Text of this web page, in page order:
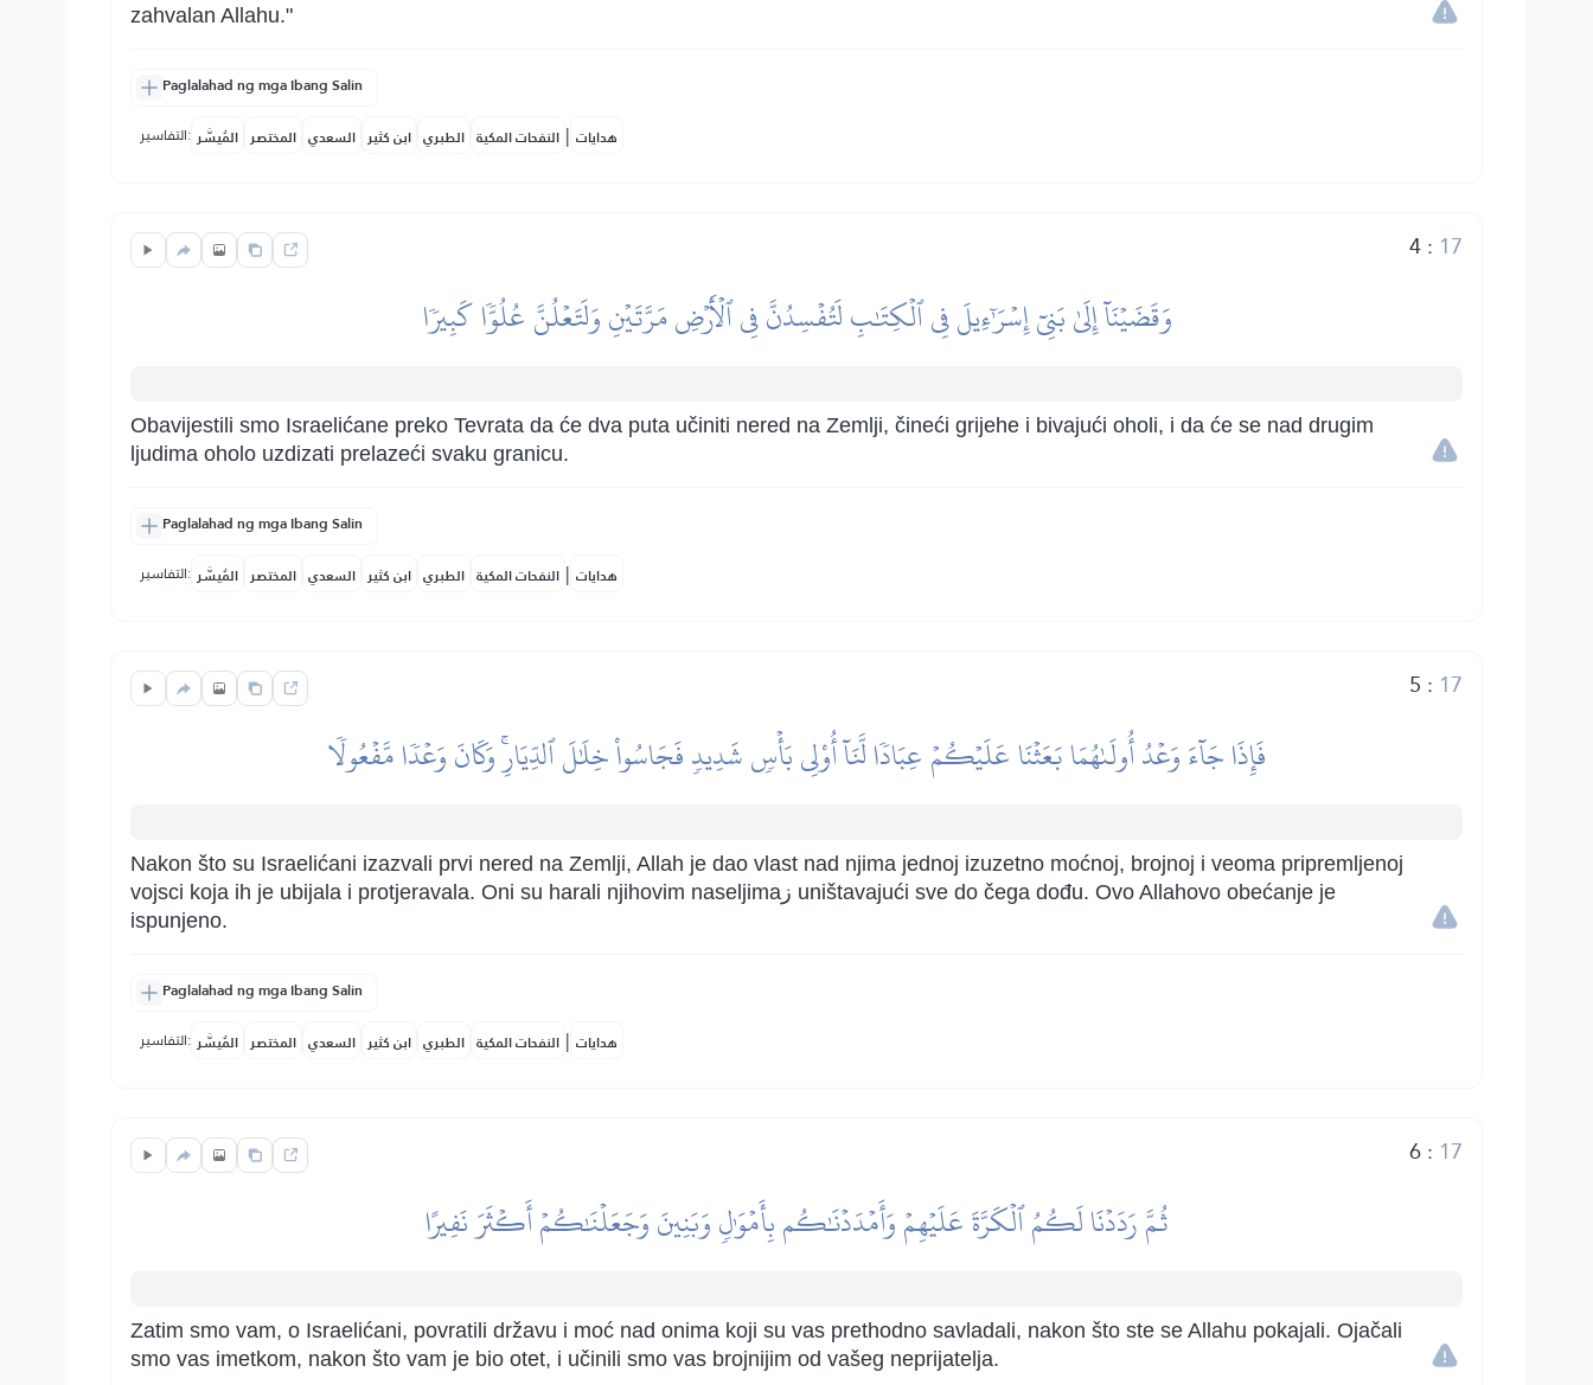
zahvalan Allahu."
Paglalahad ng mga Ibang Salin
التفاسير: المُيسَّر المختصر السعدي ابن كثير الطبري النفحات المكية | هدايات
4: 17
وَقَضَيۡنَآ إِلَىٰ بَنِيٓ إِسۡرَٰٓءِيلَ فِي ٱلۡكِتَٰبِ لَتُفۡسِدُنَّ فِي ٱلۡأَرۡضِ مَرَّتَيۡنِ وَلَتَعۡلُنَّ عُلُوّٗا كَبِيرٗا
Obavijestili smo Israelićane preko Tevrata da će dva puta učiniti nered na Zemlji, čineći grijehe i bivajući oholi, i da će se nad drugim
ljudima oholo uzdizati prelazeći svaku granicu.
Paglalahad ng mga Ibang Salin
التفاسير: المُيسَّر المختصر السعدي ابن كثير الطبري النفحات المكية | هدايات
5 : 17
فَإِذَا جَآءَ وَعۡدُ أُولَىٰهُمَا بَعَثۡنَا عَلَيۡكُمۡ عِبَادٗا لَّنَآ أُوْلِي بَأۡسٖ شَدِيدٖ فَجَاسُواْ خِلَٰلَ ٱلدِّيَارِۚ وَكَانَ وَعۡدٗا مَّفۡعُولٗا
Nakon što su Israelićani izazvali prvi nered na Zemlji, Allah je dao vlast nad njima jednoj izuzetno moćnoj, brojnoj i veoma pripremljenoj
vojsci koja ih je ubijala i protjeravala. Oni su harali njihovim naseljimaز uništavajući sve do čega dođu. Ovo Allahovo obećanje je
ispunjeno.
Paglalahad ng mga Ibang Salin
التفاسير: المُيسَّر المختصر السعدي ابن كثير الطبري النفحات المكية | هدايات
6: 17
ثُمَّ رَدَدۡنَا لَكُمُ ٱلۡكَرَّةَ عَلَيۡهِمۡ وَأَمۡدَدۡنَٰكُم بِأَمۡوَٰلٖ وَبَنِينَ وَجَعَلۡنَٰكُمۡ أَكۡثَرَ نَفِيرًا
Zatim smo vam, o Israelićani, povratili državu i moć nad onima koji su vas prethodno savladali, nakon što ste se Allahu pokajali. Ojačali
smo vas imetkom, nakon što vam je bio otet, i učinili smo vas brojnijim od vašeg neprijatelja.